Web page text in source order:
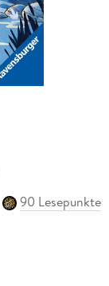
90 Lesepunkte